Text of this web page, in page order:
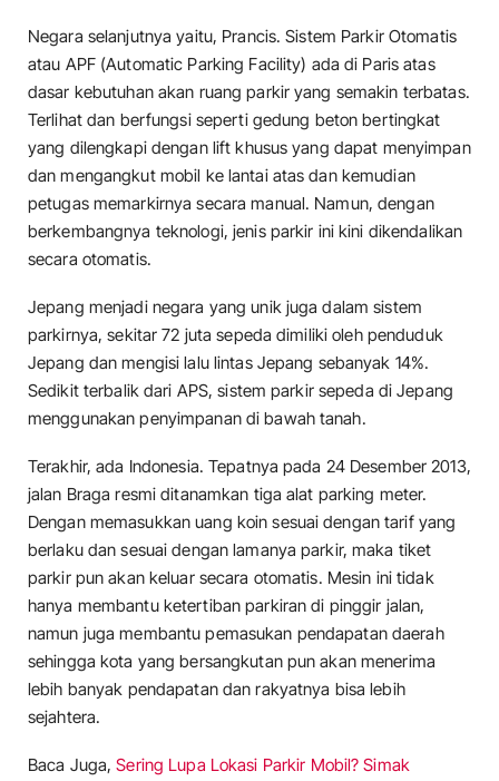
Negara selanjutnya yaitu, Prancis. Sistem Parkir Otomatis
atau APF (Automatic Parking Facility) ada di Paris atas
dasar kebutuhan akan ruang parkir yang semakin terbatas.
Terlihat dan berfungsi seperti gedung beton bertingkat
yang dilengkapi dengan lift khusus yang dapat menyimpan
dan mengangkut mobil ke lantai atas dan kemudian
petugas memarkirnya secara manual. Namun, dengan
berkembangnya teknologi, jenis parkir ini kini dikendalikan
secara otomatis.
Jepang menjadi negara yang unik juga dalam sistem
parkirnya, sekitar 72 juta sepeda dimiliki oleh penduduk
Jepang dan mengisi lalu lintas Jepang sebanyak 14%.
Sedikit terbalik dari APS, sistem parkir sepeda di Jepang
menggunakan penyimpanan di bawah tanah.
Terakhir, ada Indonesia. Tepatnya pada 24 Desember 2013,
jalan Braga resmi ditanamkan tiga alat parking meter.
Dengan memasukkan uang koin sesuai dengan tarif yang
berlaku dan sesuai dengan lamanya parkir, maka tiket
parkir pun akan keluar secara otomatis. Mesin ini tidak
hanya membantu ketertiban parkiran di pinggir jalan,
namun juga membantu pemasukan pendapatan daerah
sehingga kota yang bersangkutan pun akan menerima
lebih banyak pendapatan dan rakyatnya bisa lebih
sejahtera.
Baca Juga,Sering Lupa Lokasi Parkir Mobil? Simak